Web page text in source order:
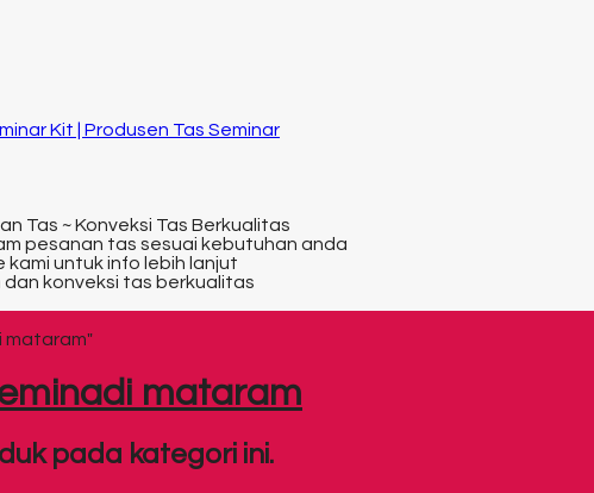
Kit | Produsen Tas Seminar
Tas ~ Konveksi Tas Berkualitas
pesanan tas sesuai kebutuhan anda
kami untuk info lebih lanjut
konveksi tas berkualitas
mataram"
mataram
pada kategori ini.